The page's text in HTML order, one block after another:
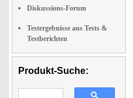
Diskussions-Forum
Testergebnisse aus Tests &
Testberichten
Produkt-Suche: